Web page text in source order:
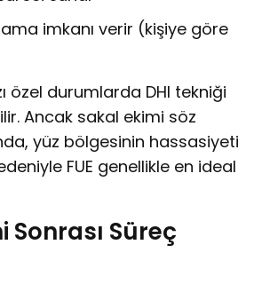
imkanı verir (kişiye göre
özel durumlarda DHI tekniği
Ancak sakal ekimi söz
yüz bölgesinin hassasiyeti
FUE genellikle en ideal
Sonrası Süreç